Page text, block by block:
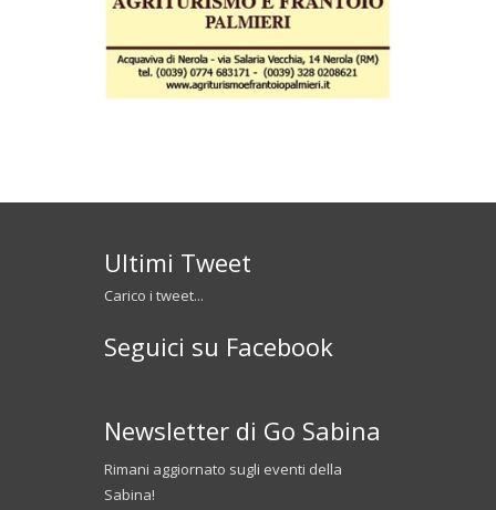
Ultimi Tweet
Carico i tweet...
Seguici su Facebook
Newsletter di Go Sabina
Rimani aggiornato sugli eventi della
Sabina!